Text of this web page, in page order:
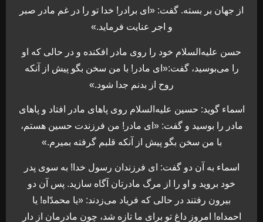
از جهان بر بسته. گفت: «ای برادر! خدا تو را در غم مادر صبر
و اجر عنایت فرماید.»
حسن علیه‌السلام خود را روی مادر افکنده و در حالی که او
را می‌بوسید، گفت:«ای مادر! با من سخن بگو پیش از آنکه
روح از بدنم جدا شود.»
اسماء گوید: حسین علیه‌السلام روی پاهای مادر افتاد و پاهای
مادر را بوسید و گفت: «ای مادر! من فرزندت حسین هستم،
با من سخن بگو پیش از آنکه قلبم گرفته بمیرم.»
اسماء به آن دو گفت: ای فرزندان رسول خدا! به سوی پدر
خود بروید و او را از مرگ مادرتان آگاه سازید. پس آن دو
بیرون رفتند در حالی که فریاد می‌زدند: «یا محمدّاه! یا
احمداه! امروز داغ تو برای ما تازه شد، چون مادرمان از دار